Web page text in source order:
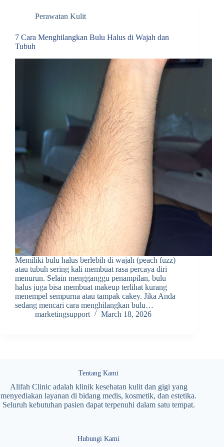
Perawatan Kulit
7 Cara Menghilangkan Bulu Halus di Wajah dan
Tubuh
Memiliki bulu halus berlebih di wajah (peach fuzz)
atau tubuh sering kali membuat rasa percaya diri
menurun. Selain mengganggu penampilan, bulu
halus juga bisa membuat makeup terlihat kurang
menempel sempurna atau tampak cakey. Jika Anda
sedang mencari cara menghilangkan bulu…
marketingsupport
March 18, 2026
Tentang Kami
Alifah Clinic adalah klinik kesehatan kulit dan gigi yang
menyediakan layanan di bidang medis, kosmetik, dan estetika.
Seluruh kebutuhan pasien dapat terpenuhi dalam satu tempat.
Hubungi Kami